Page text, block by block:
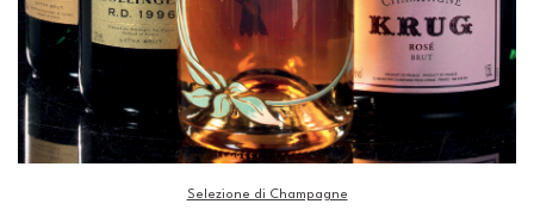
Selezione di Champagne